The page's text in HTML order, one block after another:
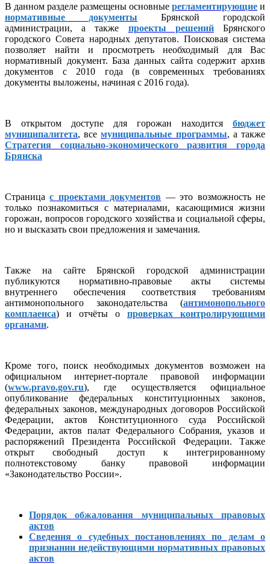
В данном разделе размещены основные регламентирующие и
нормативные документы Брянской городской
администрации, а также проекты решенийБрянского
городского Совета народных депутатов. Поисковая система
позволяет найти и просмотреть необходимый для Вас
нормативный документ. База данных сайта содержит архив
документов с 2010 года (в современных требованиях
документы выложены, начиная с 2016 года).
В открытом доступе для горожан находится бюджет
муниципалитета, всемуниципальные программы, а также
Стратегия социально-экономического развития города
Брянска
Страницас проектами документов — это возможность не
только познакомиться с материалами, касающимися жизни
горожан, вопросов городского хозяйства и социальной сферы,
но и высказать свои предложения и замечания.
Также на сайте Брянской городской администрации
публикуются нормативно-правовые акты системы
внутреннего обеспечения соответствия требованиям
антимонопольного законодательства (антимонопольного
комплаенса) и отчёты о проверках контролирующими
органами.
Кроме того, поиск необходимых документов возможен на
официальном интернет-портале правовой информации
(www.pravo.gov.ru), где осуществляется официальное
опубликование федеральных конституционных законов,
федеральных законов, международных договоров Российской
Федерации, актов Конституционного суда Российской
Федерации, актов палат Федерального Собрания, указов и
распоряжений Президента Российской Федерации. Также
открыт свободный доступ к интегрированному
полнотекстовому банку правовой информации
«Законодательство России».
Порядок обжалования муниципальных правовых
актов
Сведения о судебных постановлениях по делам о
признании недействующими нормативных правовых
актов